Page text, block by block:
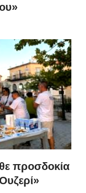
προσδοκία